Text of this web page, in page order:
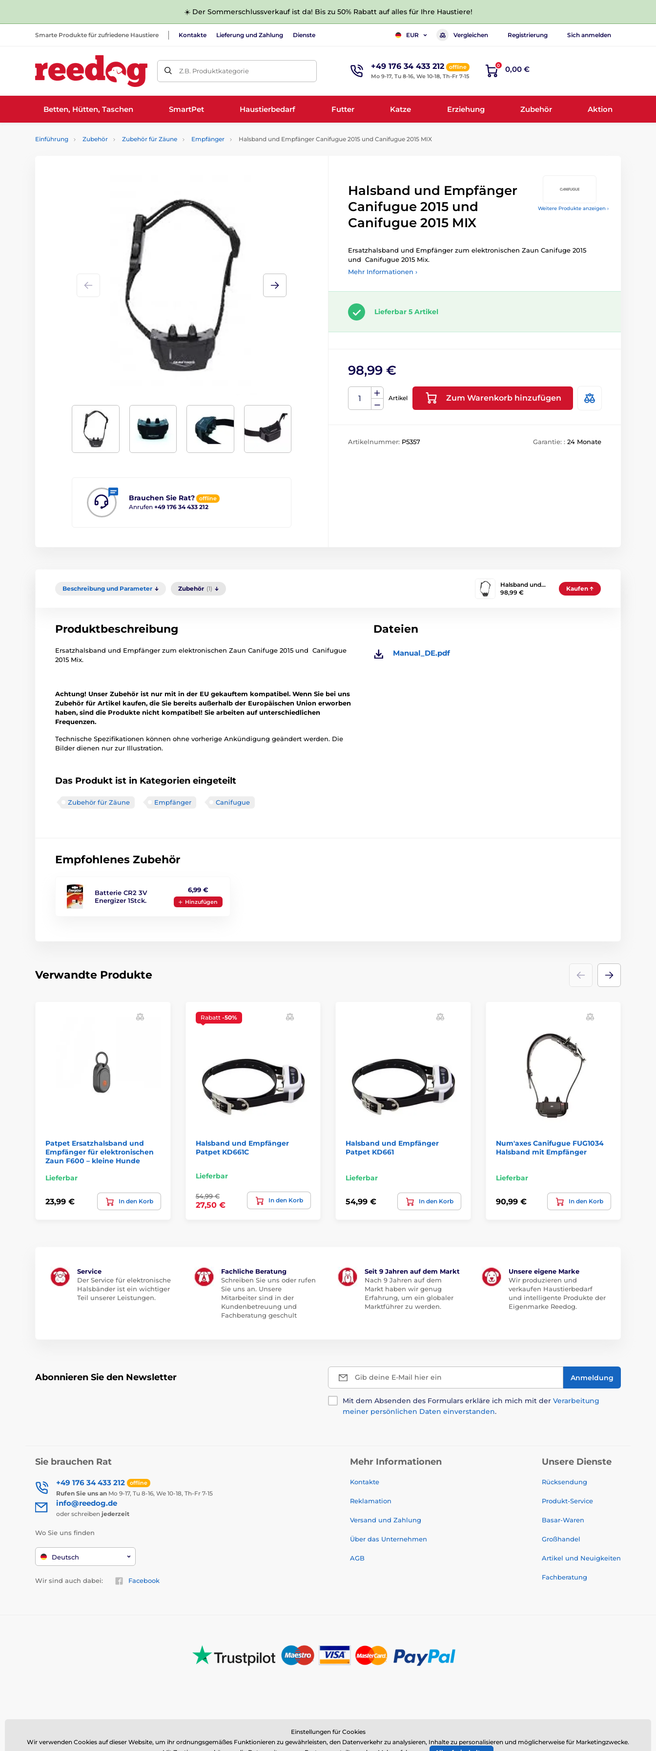
☀️ Der Sommerschlussverkauf ist da! Bis zu 50% Rabatt auf alles für Ihre Haustiere!
Smarte Produkte für zufriedene Haustiere Kontakte Lieferung und Zahlung Dienste EUR Vergleichen Registrierung Sich anmelden
Z.B. Produktkategorie +49 176 34 433 212
offline
Mo 9-17, Tu 8-16, We 10-18, Th-Fr 7-15
0 0,00 €
Betten, Hütten, Taschen SmartPet Haustierbedarf Futter Katze Erziehung Zubehör Aktion
Einführung Zubehör Zubehör für Zäune Empfänger Halsband und Empfänger Canifugue 2015 und Canifugue 2015 MIX
Weitere Produkte anzeigen ›
Brauchen Sie Rat? offline
Anrufen +49 176 34 433 212
Halsband und Empfänger
Canifugue 2015 und
Canifugue 2015 MIX
Ersatzhalsband und Empfänger zum elektronischen Zaun Canifuge 2015
und Canifugue 2015 Mix.
Mehr Informationen ›
Lieferbar 5 Artikel
98,99 €
Artikel Zum Warenkorb hinzufügen
Artikelnummer: P5357 Garantie: : 24 Monate
Beschreibung und Parameter Zubehör (1)
Halsband und…
98,99 €
Kaufen
Produktbeschreibung
Ersatzhalsband und Empfänger zum elektronischen Zaun Canifuge 2015 und Canifugue
2015 Mix.
Achtung! Unser Zubehör ist nur mit in der EU gekauftem kompatibel. Wenn Sie bei uns
Zubehör für Artikel kaufen, die Sie bereits außerhalb der Europäischen Union erworben
haben, sind die Produkte nicht kompatibel! Sie arbeiten auf unterschiedlichen
Frequenzen.
Technische Spezifikationen können ohne vorherige Ankündigung geändert werden. Die
Bilder dienen nur zur Illustration.
Das Produkt ist in Kategorien eingeteilt
Zubehör für Zäune Empfänger Canifugue
Dateien
Manual_DE.pdf
Empfohlenes Zubehör
Batterie CR2 3V
Energizer 1Stck.
6,99 €
Hinzufügen
Verwandte Produkte
Patpet Ersatzhalsband und
Empfänger für elektronischen
Zaun F600 – kleine Hunde
Lieferbar
23,99 € In den Korb
Rabatt -50%
Halsband und Empfänger
Patpet KD661C
Lieferbar
54,99 €
27,50 €
In den Korb
Halsband und Empfänger
Patpet KD661
Lieferbar
54,99 € In den Korb
Num'axes Canifugue FUG1034
Halsband mit Empfänger
Lieferbar
90,99 € In den Korb
Service
Der Service für elektronische
Halsbänder ist ein wichtiger
Teil unserer Leistungen.
Fachliche Beratung
Schreiben Sie uns oder rufen
Sie uns an. Unsere
Mitarbeiter sind in der
Kundenbetreuung und
Fachberatung geschult
Seit 9 Jahren auf dem Markt
Nach 9 Jahren auf dem
Markt haben wir genug
Erfahrung, um ein globaler
Marktführer zu werden.
Unsere eigene Marke
Wir produzieren und
verkaufen Haustierbedarf
und intelligente Produkte der
Eigenmarke Reedog.
Abonnieren Sie den Newsletter Gib deine E-Mail hier ein Anmeldung
Mit dem Absenden des Formulars erkläre ich mich mit der Verarbeitung
meiner persönlichen Daten einverstanden.
Sie brauchen Rat
+49 176 34 433 212 offline
Rufen Sie uns an Mo 9-17, Tu 8-16, We 10-18, Th-Fr 7-15
info@reedog.de
oder schreiben jederzeit
Wo Sie uns finden
Deutsch
Wir sind auch dabei: Facebook
Mehr Informationen
Kontakte
Reklamation
Versand und Zahlung
Über das Unternehmen
AGB
Unsere Dienste
Rücksendung
Produkt-Service
Basar-Waren
Großhandel
Artikel und Neuigkeiten
Fachberatung
© 2026 www.reedog.de ⦁ E-Shop erstellt von
Einstellungen für Cookies
Wir verwenden Cookies auf dieser Website, um ihr ordnungsgemäßes Funktionieren zu gewährleisten, den Datenverkehr zu analysieren, Inhalte zu personalisieren und möglicherweise für Marketingzwecke.